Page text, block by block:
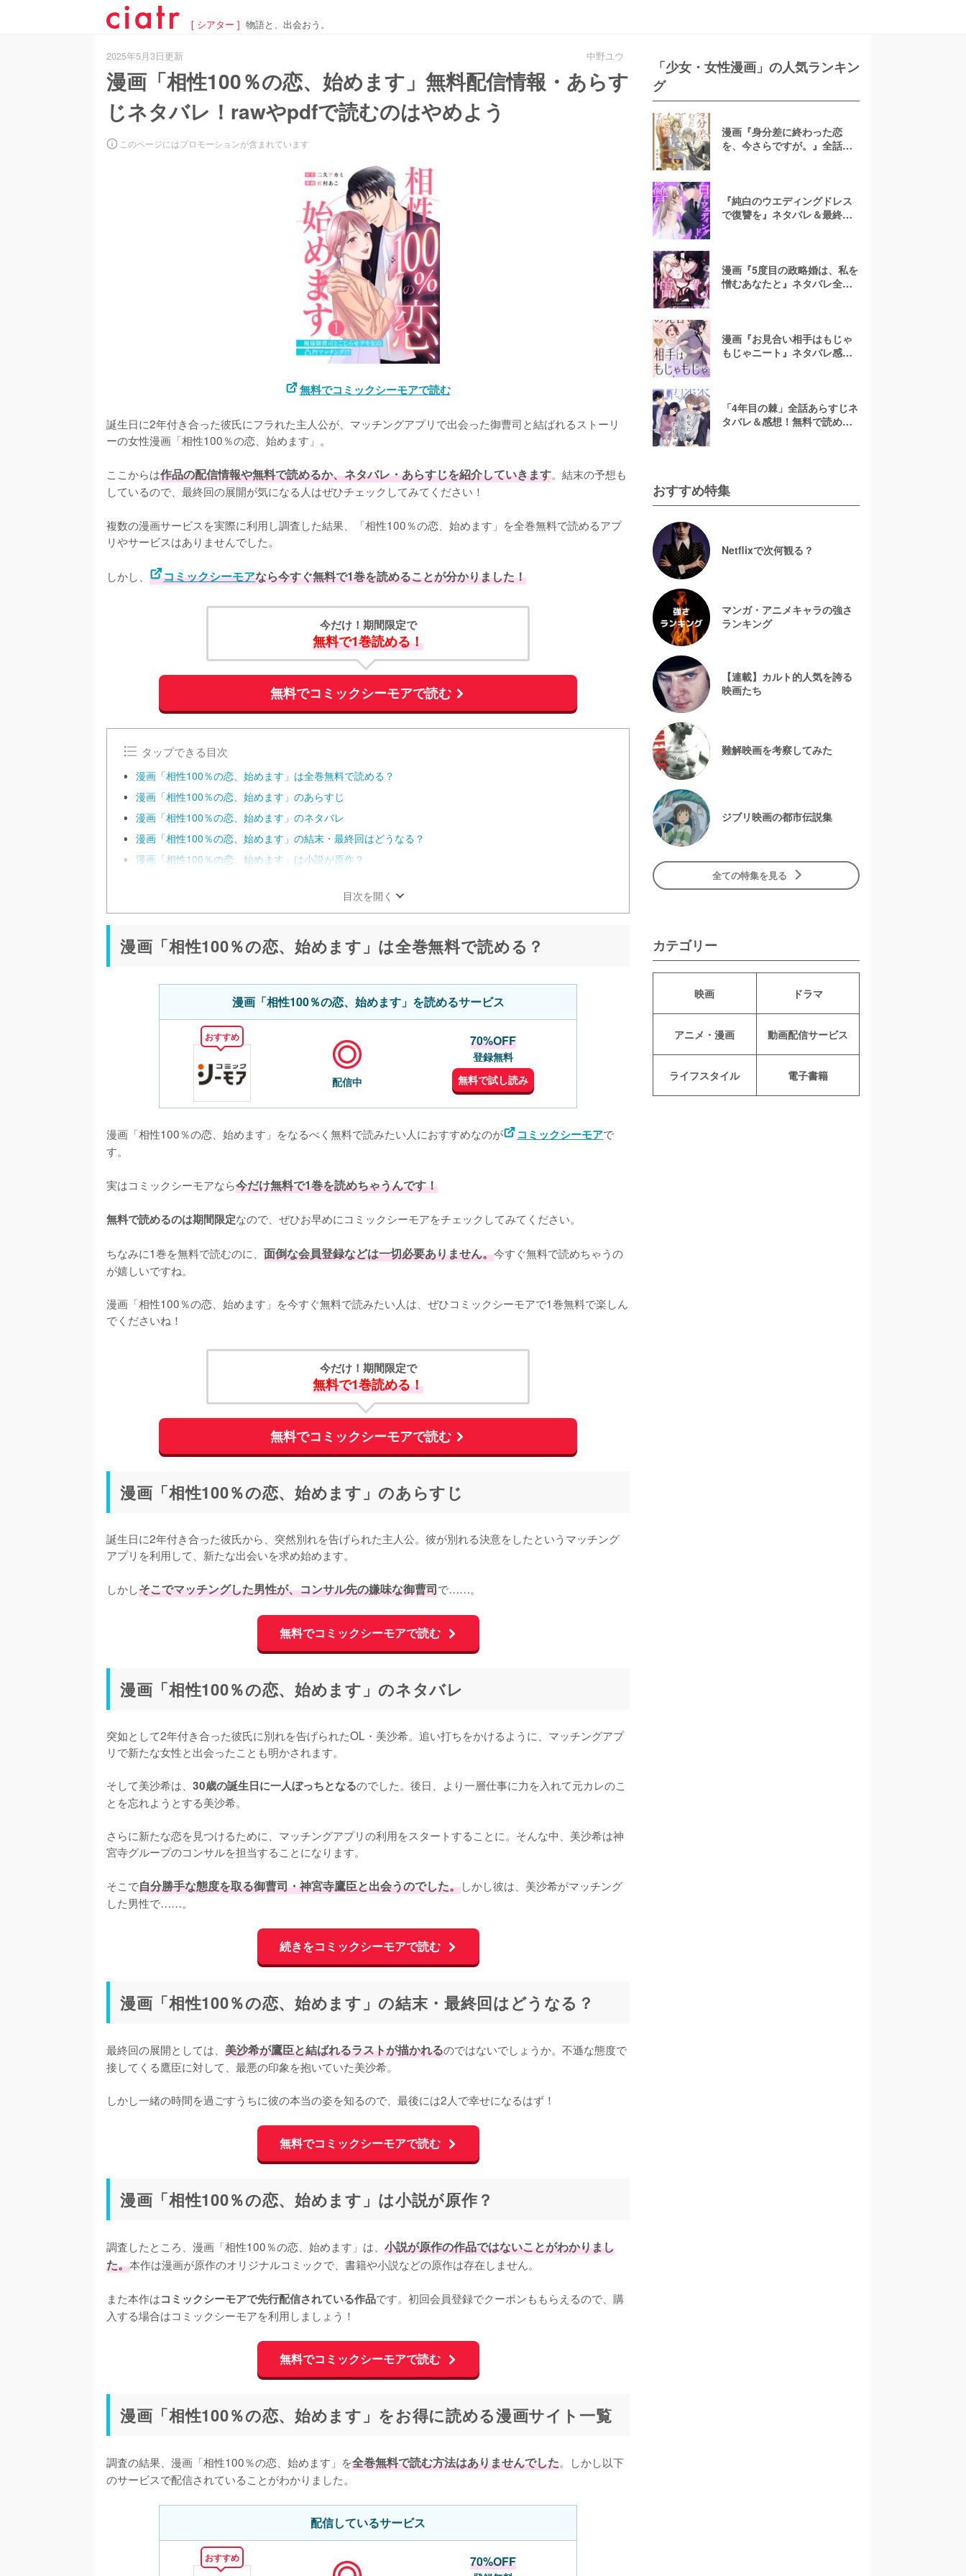
[ シアター ] 物語と、出会おう。
2025年5月3日更新 中野ユウ
漫画「相性100％の恋、始めます」無料配信情報・あらす
じネタバレ！rawやpdfで読むのはやめよう
このページにはプロモーションが含まれています
無料でコミックシーモアで読む
誕生日に2年付き合った彼氏にフラれた主人公が、マッチングアプリで出会った御曹司と結ばれるストーリ
ーの女性漫画「相性100％の恋、始めます」。
ここからは作品の配信情報や無料で読めるか、ネタバレ・あらすじを紹介していきます。結末の予想も
しているので、最終回の展開が気になる人はぜひチェックしてみてください！
複数の漫画サービスを実際に利用し調査した結果、「相性100％の恋、始めます」を全巻無料で読めるアプ
リやサービスはありませんでした。
しかし、 コミックシーモアなら今すぐ無料で1巻を読めることが分かりました！
今だけ！期間限定で
無料で1巻読める！
無料でコミックシーモアで読む
タップできる目次
漫画「相性100％の恋、始めます」は全巻無料で読める？
漫画「相性100％の恋、始めます」のあらすじ
漫画「相性100％の恋、始めます」のネタバレ
漫画「相性100％の恋、始めます」の結末・最終回はどうなる？
漫画「相性100％の恋、始めます」は小説が原作？
目次を開く
漫画「相性100％の恋、始めます」は全巻無料で読める？
漫画「相性100％の恋、始めます」を読めるサービス
おすすめ
配信中
70%OFF
登録無料
無料で試し読み
漫画「相性100％の恋、始めます」をなるべく無料で読みたい人におすすめなのが コミックシーモアで
す。
実はコミックシーモアなら今だけ無料で1巻を読めちゃうんです！
無料で読めるのは期間限定なので、ぜひお早めにコミックシーモアをチェックしてみてください。
ちなみに1巻を無料で読むのに、 面倒な会員登録などは一切必要ありません。今すぐ無料で読めちゃうの
が嬉しいですね。
漫画「相性100％の恋、始めます」を今すぐ無料で読みたい人は、ぜひコミックシーモアで1巻無料で楽しん
でくださいね！
今だけ！期間限定で
無料で1巻読める！
無料でコミックシーモアで読む
漫画「相性100％の恋、始めます」のあらすじ
誕生日に2年付き合った彼氏から、突然別れを告げられた主人公。彼が別れる決意をしたというマッチング
アプリを利用して、新たな出会いを求め始めます。
しかしそこでマッチングした男性が、コンサル先の嫌味な御曹司で……。
無料でコミックシーモアで読む
漫画「相性100％の恋、始めます」のネタバレ
突如として2年付き合った彼氏に別れを告げられたOL・美沙希。追い打ちをかけるように、マッチングアプ
リで新たな女性と出会ったことも明かされます。
そして美沙希は、 30歳の誕生日に一人ぼっちとなるのでした。後日、より一層仕事に力を入れて元カレのこ
とを忘れようとする美沙希。
さらに新たな恋を見つけるために、マッチングアプリの利用をスタートすることに。そんな中、美沙希は神
宮寺グループのコンサルを担当することになります。
そこで自分勝手な態度を取る御曹司・神宮寺鷹臣と出会うのでした。しかし彼は、美沙希がマッチング
した男性で……。
続きをコミックシーモアで読む
漫画「相性100％の恋、始めます」の結末・最終回はどうなる？
最終回の展開としては、 美沙希が鷹臣と結ばれるラストが描かれるのではないでしょうか。不遜な態度で
接してくる鷹臣に対して、最悪の印象を抱いていた美沙希。
しかし一緒の時間を過ごすうちに彼の本当の姿を知るので、最後には2人で幸せになるはず！
無料でコミックシーモアで読む
漫画「相性100％の恋、始めます」は小説が原作？
調査したところ、漫画「相性100％の恋、始めます」は、 小説が原作の作品ではないことがわかりまし
た。本作は漫画が原作のオリジナルコミックで、書籍や小説などの原作は存在しません。
また本作はコミックシーモアで先行配信されている作品です。初回会員登録でクーポンももらえるので、購
入する場合はコミックシーモアを利用しましょう！
無料でコミックシーモアで読む
漫画「相性100％の恋、始めます」をお得に読める漫画サイト一覧
調査の結果、漫画「相性100％の恋、始めます」を全巻無料で読む方法はありませんでした。しかし以下
のサービスで配信されていることがわかりました。
配信しているサービス
おすすめ 70%OFF
「少女・女性漫画」の人気ランキン
グ
漫画『身分差に終わった恋
を、今さらですが。』全話ネ
『純白のウエディングドレス
で復讐を』ネタバレ＆最終回
漫画『5度目の政略婚は、私を
憎むあなたと』ネタバレ全話
漫画『お見合い相手はもじゃ
もじゃニート』ネタバレ感
「4年目の棘」全話あらすじネ
タバレ＆感想！無料で読め
おすすめ特集
Netflixで次何観る？
マンガ・アニメキャラの強さ
ランキング
【連載】カルト的人気を誇る
映画たち
難解映画を考察してみた
ジブリ映画の都市伝説集
全ての特集を見る
カテゴリー
映画 ドラマ
アニメ・漫画 動画配信サービス
ライフスタイル 電子書籍